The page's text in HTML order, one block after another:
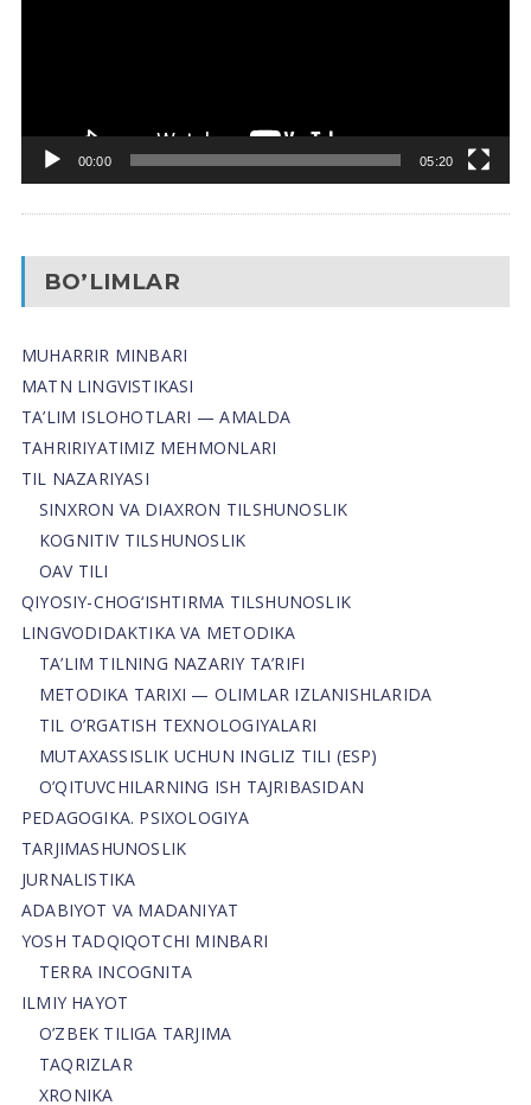
00:00 05:20
BO’LIMLAR
MUHARRIR MINBARI
MATN LINGVISTIKASI
TA’LIM ISLOHOTLARI — AMALDA
TAHRIRIYATIMIZ MEHMONLARI
TIL NAZARIYASI
SINXRON VA DIAXRON TILSHUNOSLIK
KOGNITIV TILSHUNOSLIK
OAV TILI
QIYOSIY-CHOG‘ISHTIRMA TILSHUNOSLIK
LINGVODIDAKTIKA VA METODIKA
TA’LIM TILNING NAZARIY TA’RIFI
METODIKA TARIXI — OLIMLAR IZLANISHLARIDA
TIL O’RGATISH TEXNOLOGIYALARI
MUTAXASSISLIK UCHUN INGLIZ TILI (ESP)
O’QITUVCHILARNING ISH TAJRIBASIDAN
PEDAGOGIKA. PSIXOLOGIYA
TARJIMASHUNOSLIK
JURNALISTIKA
ADABIYOT VA MADANIYAT
YOSH TADQIQOTCHI MINBARI
TERRA INCOGNITA
ILMIY HAYOT
O’ZBEK TILIGA TARJIMA
TAQRIZLAR
XRONIKA